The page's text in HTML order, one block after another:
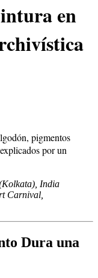
en
pigmentos
por un
India
Carnival,
Dura una